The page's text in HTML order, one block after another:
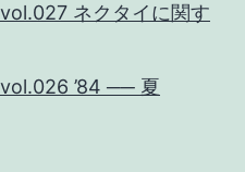
ネクタイに関す
vol.026 ’84 ── 夏